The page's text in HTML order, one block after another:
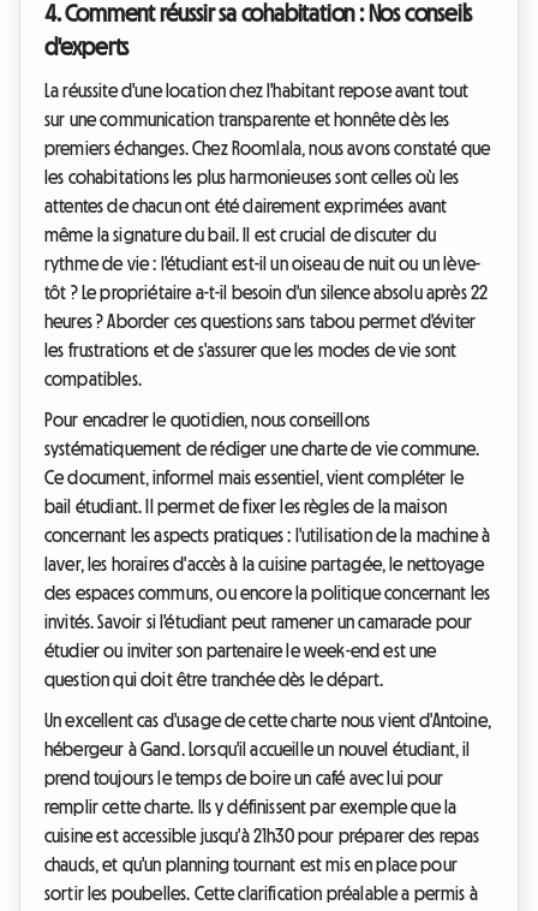
4. Comment réussir sa cohabitation : Nos conseils
d'experts
La réussite d'une location chez l'habitant repose avant tout
sur une communication transparente et honnête dès les
premiers échanges. Chez Roomlala, nous avons constaté que
les cohabitations les plus harmonieuses sont celles où les
attentes de chacun ont été clairement exprimées avant
même la signature du bail. Il est crucial de discuter du
rythme de vie : l'étudiant est-il un oiseau de nuit ou un lève-
tôt ? Le propriétaire a-t-il besoin d'un silence absolu après 22
heures ? Aborder ces questions sans tabou permet d'éviter
les frustrations et de s'assurer que les modes de vie sont
compatibles.
Pour encadrer le quotidien, nous conseillons
systématiquement de rédiger une charte de vie commune.
Ce document, informel mais essentiel, vient compléter le
bail étudiant. Il permet de fixer les règles de la maison
concernant les aspects pratiques : l'utilisation de la machine à
laver, les horaires d'accès à la cuisine partagée, le nettoyage
des espaces communs, ou encore la politique concernant les
invités. Savoir si l'étudiant peut ramener un camarade pour
étudier ou inviter son partenaire le week-end est une
question qui doit être tranchée dès le départ.
Un excellent cas d'usage de cette charte nous vient d'Antoine,
hébergeur à Gand. Lorsqu'il accueille un nouvel étudiant, il
prend toujours le temps de boire un café avec lui pour
remplir cette charte. Ils y définissent par exemple que la
cuisine est accessible jusqu'à 21h30 pour préparer des repas
chauds, et qu'un planning tournant est mis en place pour
sortir les poubelles. Cette clarification préalable a permis à